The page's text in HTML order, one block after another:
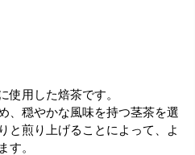
使用した焙茶です。
、穏やかな風味を持つ茎茶を選
と煎り上げることによって、よ
す。